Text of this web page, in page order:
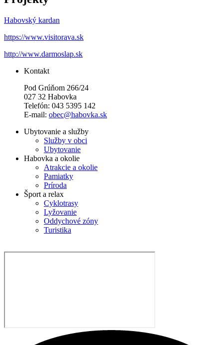
Habovský kardan
https://www.visitorava.sk
http://www.darmoslap.sk
Kontakt
Pod Grúňom 266/24
027 32 Habovka
Telefón: 043 5395 142
E-mail: obec@habovka.sk
Ubytovanie a služby
Služby v obci
Ubytovanie
Habovka a okolie
Atrakcie a okolie
Pamiatky
Príroda
Šport a relax
Cyklotrasy
Lyžovanie
Oddychové zóny
Turistika